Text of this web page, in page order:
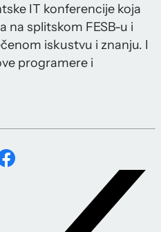
IT konferencije koja
na splitskom FESB-u i
iskustvu i znanju. I
programere i